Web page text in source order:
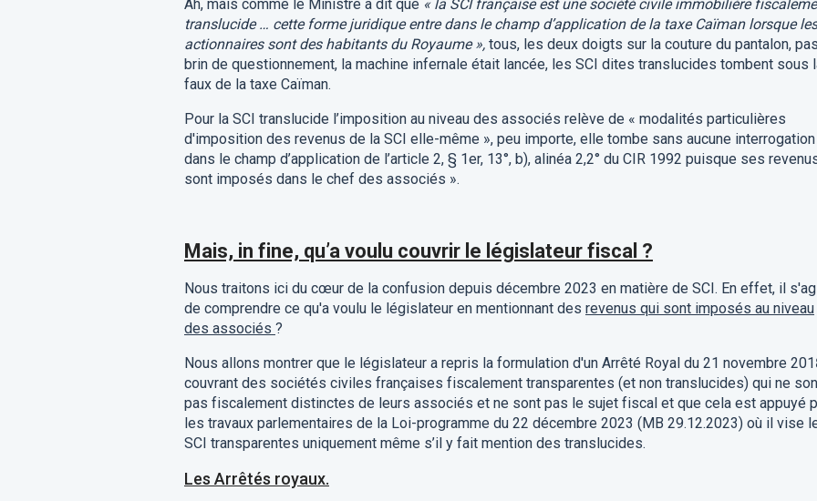
Ah, mais comme le Ministre a dit que « la SCI française est une société civile immobilière
translucide … cette forme juridique entre dans le champ d’application de la taxe Caïman lorsque les
actionnaires sont des habitants du Royaume », tous, les deux doigts sur la couture du pantalon,
brin de questionnement, la machine infernale était lancée, les SCI dites translucides tombent sous
faux de la taxe Caïman.
Pour la SCI translucide l’imposition au niveau des associés relève de « modalités particulières
d'imposition des revenus de la SCI elle-même », peu importe, elle tombe sans aucune interrogation
dans le champ d’application de l’article 2, § 1er, 13°, b), alinéa 2,2° du CIR 1992 puisque ses
sont imposés dans le chef des associés ».
Mais, in fine, qu’a voulu couvrir le législateur fiscal ?
Nous traitons ici du cœur de la confusion depuis décembre 2023 en matière de SCI. En effet, il
de comprendre ce qu'a voulu le législateur en mentionnant des revenus qui sont imposés au niveau
des associés ?
Nous allons montrer que le législateur a repris la formulation d'un Arrêté Royal du 21 novembre
couvrant des sociétés civiles françaises fiscalement transparentes (et non translucides) qui ne
pas fiscalement distinctes de leurs associés et ne sont pas le sujet fiscal et que cela est appuyé
les travaux parlementaires de la Loi-programme du 22 décembre 2023 (MB 29.12.2023) où il vise
SCI transparentes uniquement même s’il y fait mention des translucides.
Les Arrêtés royaux.